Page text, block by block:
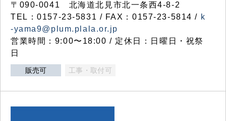
〒090-0041 北海道北見市北一条西4-8-2
TEL：0157-23-5831 / FAX：0157-23-5814 / k
-yama9@plum.plala.or.jp
営業時間：9:00〜18:00 / 定休日：日曜日・祝祭
日
販売可 工事・取付可